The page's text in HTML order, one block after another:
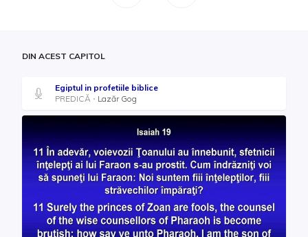
DIN ACEST CAPITOL
Egiptul in profetiile biblice
PREDICĂ
Lazăr Gog